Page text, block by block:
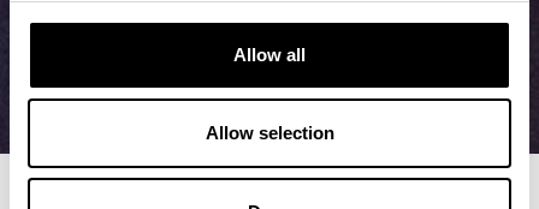
Allow all
Allow selection